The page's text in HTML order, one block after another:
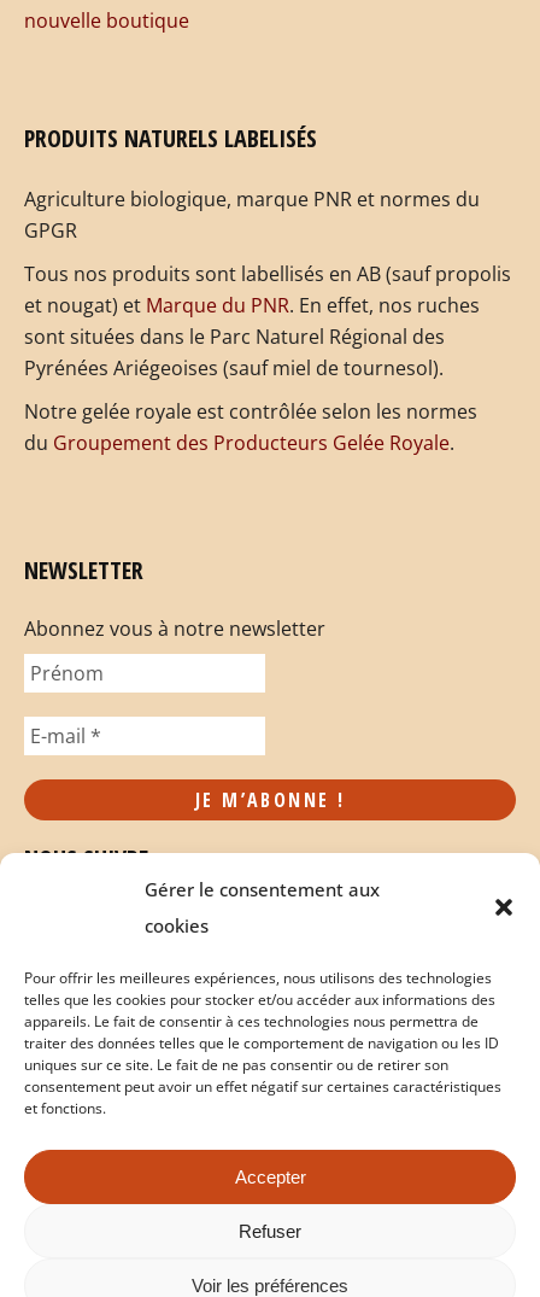
Gérer le consentement aux
cookies
Pour offrir les meilleures expériences, nous utilisons des technologies
telles que les cookies pour stocker et/ou accéder aux informations des
appareils. Le fait de consentir à ces technologies nous permettra de
traiter des données telles que le comportement de navigation ou les ID
uniques sur ce site. Le fait de ne pas consentir ou de retirer son
consentement peut avoir un effet négatif sur certaines caractéristiques
et fonctions.
Accepter
Refuser
Voir les préférences
nouvelle boutique
PRODUITS NATURELS LABELISÉS
Agriculture biologique, marque PNR et normes du
GPGR
Tous nos produits sont labellisés en AB (sauf propolis
et nougat) et Marque du PNR. En effet, nos ruches
sont situées dans le Parc Naturel Régional des
Pyrénées Ariégeoises (sauf miel de tournesol).
Notre gelée royale est contrôlée selon les normes
du Groupement des Producteurs Gelée Royale.
NEWSLETTER
Abonnez vous à notre newsletter
NOUS SUIVRE
Politique de cookies Conditions Générales de Vente
Copyright © 2026 milabeille.com - Tous droits réservés |